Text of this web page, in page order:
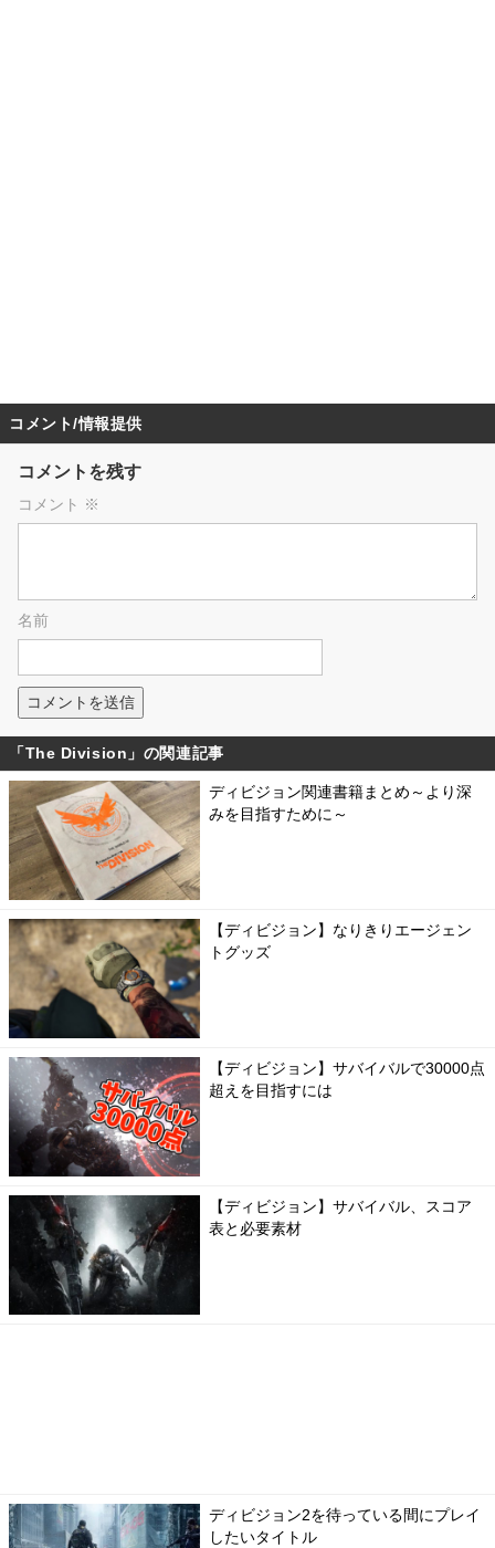
コメント/情報提供
コメントを残す
コメント ※
名前
「The Division」の関連記事
ディビジョン関連書籍まとめ～より深
みを目指すために～
【ディビジョン】なりきりエージェン
トグッズ
【ディビジョン】サバイバルで30000点
超えを目指すには
【ディビジョン】サバイバル、スコア
表と必要素材
ディビジョン2を待っている間にプレイ
したいタイトル